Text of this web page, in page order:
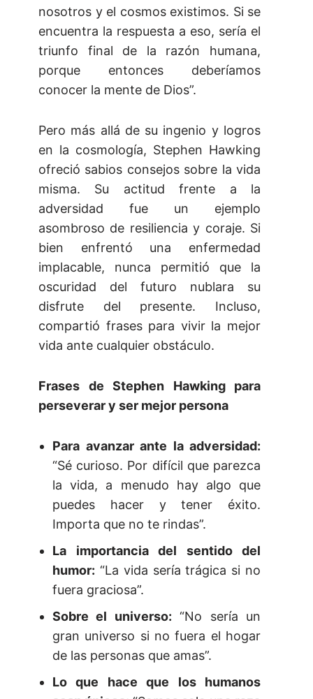
nosotros y el cosmos existimos. Si se
encuentra la respuesta a eso, sería el
triunfo final de la razón humana,
porque entonces deberíamos
conocer la mente de Dios”.
Pero más allá de su ingenio y logros
en la cosmología, Stephen Hawking
ofreció sabios consejos sobre la vida
misma. Su actitud frente a la
adversidad fue un ejemplo
asombroso de resiliencia y coraje. Si
bien enfrentó una enfermedad
implacable, nunca permitió que la
oscuridad del futuro nublara su
disfrute del presente. Incluso,
compartió frases para vivir la mejor
vida ante cualquier obstáculo.
Frases de Stephen Hawking para
perseverar y ser mejor persona
Para avanzar ante la adversidad:
“Sé curioso. Por difícil que parezca
la vida, a menudo hay algo que
puedes hacer y tener éxito.
Importa que no te rindas”.
La importancia del sentido del
humor: “La vida sería trágica si no
fuera graciosa”.
Sobre el universo: “No sería un
gran universo si no fuera el hogar
de las personas que amas”.
Lo que hace que los humanos